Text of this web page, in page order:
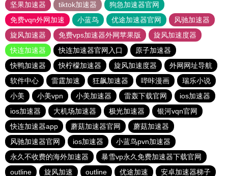
坚果加速器
tiktok加速器
狗急加速器官网
免费vqn外网加速
小蓝鸟 优途加速器官网
风驰加速器
旋风加速器
免费vps加速器外网苹果版
旋风加速度器
快连加速器
快连加速器官网入口
原子加速器
快鸭加速器
快柠檬加速器 旋风加速度器
外网网址导航
软件中心
雷霆加速 狂飙加速器 哔咔漫画
瑞乐小说
小美
小美vpn 小美加速器 雷轰下载官网
ios加速器
ios加速器
大机场加速器 极光加速器
银河vqn官网
快连加速器app
蘑菇加速器官网
蘑菇加速器
风驰加速器官网
ios加速器
小蓝鸟pvn加速器
永久不收费的海外加速器
暴雪vp永久免费加速器下载官网
outline
旋风加速 outline 优途加速 安卓加速器梯子